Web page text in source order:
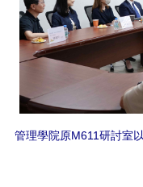
管理學院原M611研討室